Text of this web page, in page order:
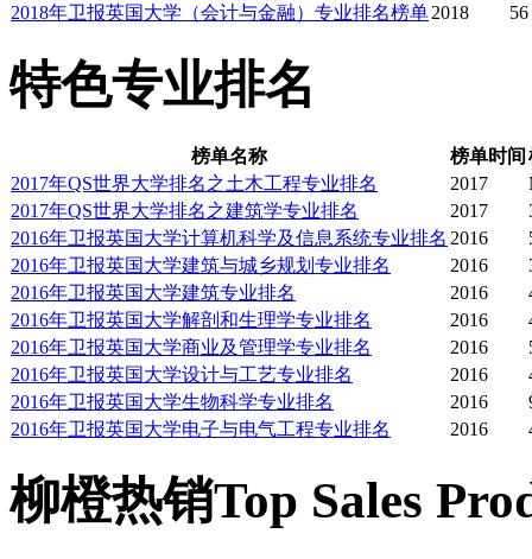
2018年卫报英国大学（会计与金融）专业排名榜单2018 56
特色专业排名
榜单名称 榜单时间
2017年QS世界大学排名之土木工程专业排名
2017
2017年QS世界大学排名之建筑学专业排名
2017
2016年卫报英国大学计算机科学及信息系统专业排名 2016
2016年卫报英国大学建筑与城乡规划专业排名
2016
2016年卫报英国大学建筑专业排名
2016
2016年卫报英国大学解剖和生理学专业排名
2016
2016年卫报英国大学商业及管理学专业排名
2016
2016年卫报英国大学设计与工艺专业排名
2016
2016年卫报英国大学生物科学专业排名
2016
2016年卫报英国大学电子与电气工程专业排名
2016
柳橙热销Top Sales